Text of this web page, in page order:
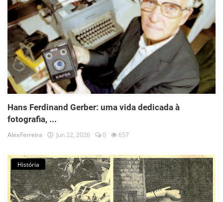
Hans Ferdinand Gerber: uma vida dedicada à
fotografia, ...
AlexFerreira Jun 22, 2026 0 657
História